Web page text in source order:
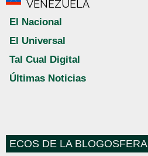
VENEZUELA
El Nacional
El Universal
Tal Cual Digital
Últimas Noticias
ECOS DE LA BLOGOSFERA